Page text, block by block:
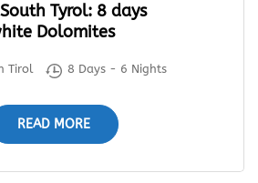
Tyrol: 8 days
Dolomites
Tirol 8 Days - 6 Nights
READ MORE